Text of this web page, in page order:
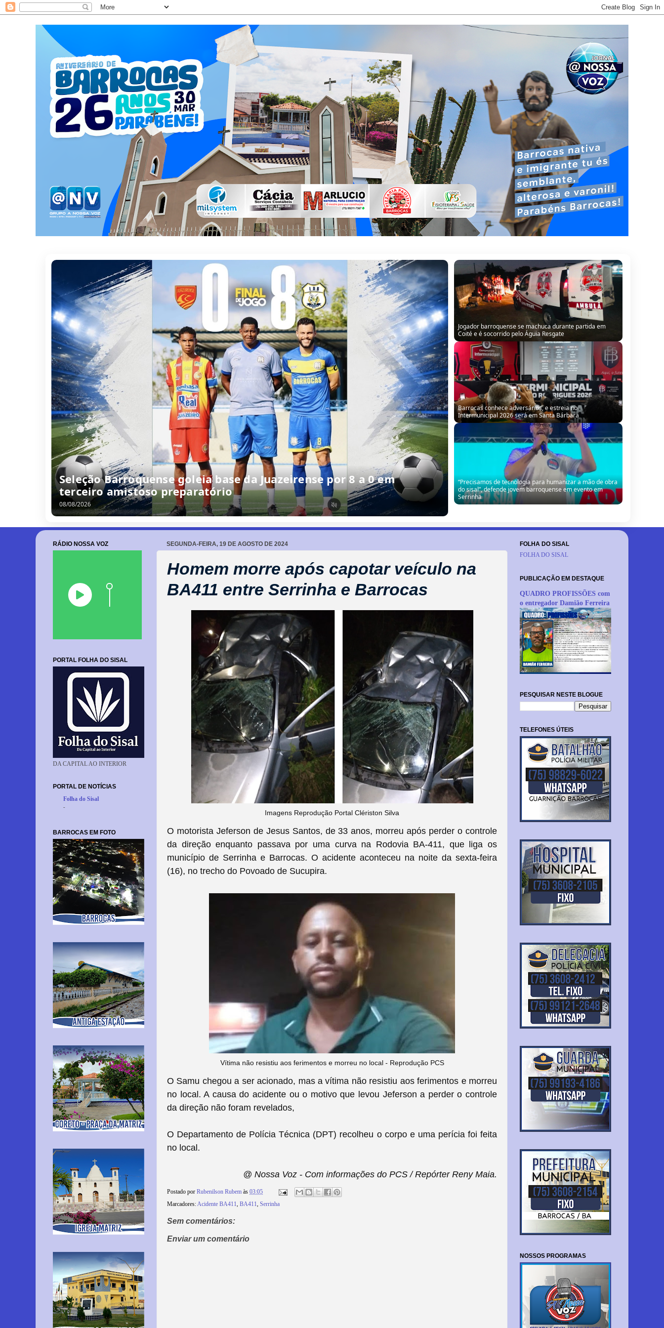
Seleção Barroquense goleia base da Juazeirense por 8 a 0 em
terceiro amistoso preparatório
08/08/2026
Jogador barroquense se machuca durante partida em
Coité e é socorrido pelo Águia Resgate
Barrocas conhece adversários, e estreia no
Intermunicipal 2026 será em Santa Bárbara
“Precisamos de tecnologia para humanizar a mão de obra
do sisal”, defende jovem barroquense em evento em
Serrinha
SEGUNDA-FEIRA, 19 DE AGOSTO DE 2024
Homem morre após capotar veículo na
BA411 entre Serrinha e Barrocas
Imagens Reprodução Portal Clériston Silva
O motorista Jeferson de Jesus Santos, de 33 anos, morreu após perder o controle
da direção enquanto passava por uma curva na Rodovia BA-411, que liga os
município de Serrinha e Barrocas. O acidente aconteceu na noite da sexta-feira
(16), no trecho do Povoado de Sucupira.
Vítima não resistiu aos ferimentos e morreu no local - Reprodução PCS
O Samu chegou a ser acionado, mas a vítima não resistiu aos ferimentos e morreu
no local. A causa do acidente ou o motivo que levou Jeferson a perder o controle
da direção não foram revelados,
O Departamento de Polícia Técnica (DPT) recolheu o corpo e uma perícia foi feita
no local.
@ Nossa Voz - Com informações do PCS / Repórter Reny Maia.
Postado por Rubenilson Rubem às 03:05
Marcadores:Acidente BA411, BA411, Serrinha
Sem comentários:
Enviar um comentário
RÁDIO NOSSA VOZ
PORTAL FOLHA DO SISAL
DA CAPITAL AO INTERIOR
PORTAL DE NOTÍCIAS
Folha do Sisal
-
BARROCAS EM FOTO
FOLHA DO SISAL
FOLHA DO SISAL
PUBLICAÇÃO EM DESTAQUE
QUADRO PROFISSÕES com
o entregador Damião Ferreira
PESQUISAR NESTE BLOGUE
TELEFONES ÚTEIS
NOSSOS PROGRAMAS